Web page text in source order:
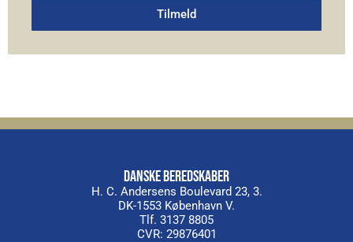
Tilmeld
DANSKE BEREDSKABER
H. C. Andersens Boulevard 23, 3.
DK-1553 København V.
Tlf. 3137 8805
CVR: 29876401